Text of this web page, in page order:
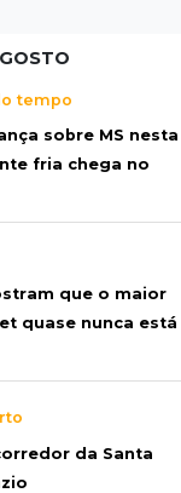
tempo
sobre MS nesta
fria chega no
que o maior
quase nunca está
da Santa